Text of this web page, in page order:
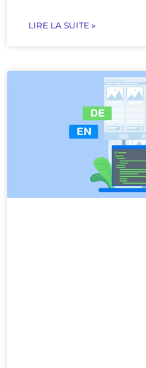
LIRE LA SUITE »